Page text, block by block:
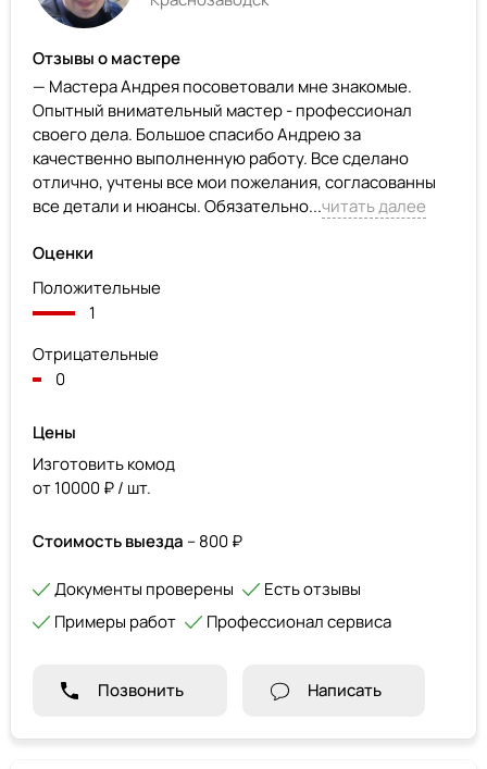
Отзывы о мастере
— Мастера Андрея посоветовали мне знакомые.
Опытный внимательный мастер - профессионал
своего дела. Большое спасибо Андрею за
качественно выполненную работу. Все сделано
отлично, учтены все мои пожелания, согласованны
все детали и нюансы. Обязательно...читать далее
Оценки
Положительные
1
Отрицательные
0
Цены
Изготовить комод
от 10000 ₽ / шт.
Стоимость выезда – 800 ₽
Документы проверены
Есть отзывы
Примеры работ
Профессионал сервиса
Позвонить Написать